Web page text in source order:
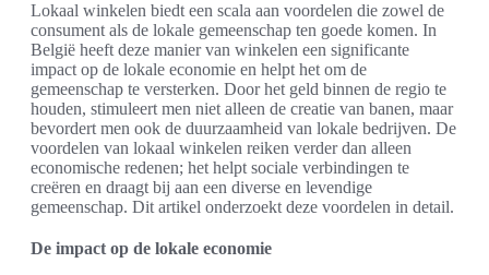
Lokaal winkelen biedt een scala aan voordelen die zowel de
consument als de lokale gemeenschap ten goede komen. In
België heeft deze manier van winkelen een significante
impact op de lokale economie en helpt het om de
gemeenschap te versterken. Door het geld binnen de regio te
houden, stimuleert men niet alleen de creatie van banen, maar
bevordert men ook de duurzaamheid van lokale bedrijven. De
voordelen van lokaal winkelen reiken verder dan alleen
economische redenen; het helpt sociale verbindingen te
creëren en draagt bij aan een diverse en levendige
gemeenschap. Dit artikel onderzoekt deze voordelen in detail.
De impact op de lokale economie